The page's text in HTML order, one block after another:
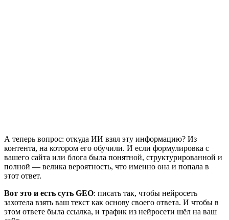
А теперь вопрос: откуда ИИ взял эту информацию? Из
контента, на котором его обучили. И если формулировка с
вашего сайта или блога была понятной, структурированной и
полной — велика вероятность, что именно она и попала в
этот ответ.
Вот это и есть суть GEO: писать так, чтобы нейросеть
захотела взять ваш текст как основу своего ответа. И чтобы в
этом ответе была ссылка, и трафик из нейросети шёл на ваш